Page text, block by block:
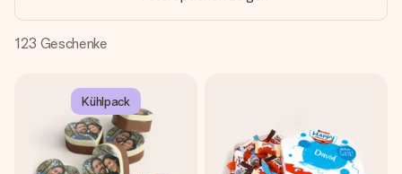
Montag - Freitag : 8:30 - 17:00 Uhr
Samstag - Sonntag : 8:30 - 13:00 Uhr
123 Geschenke
Kühlpack